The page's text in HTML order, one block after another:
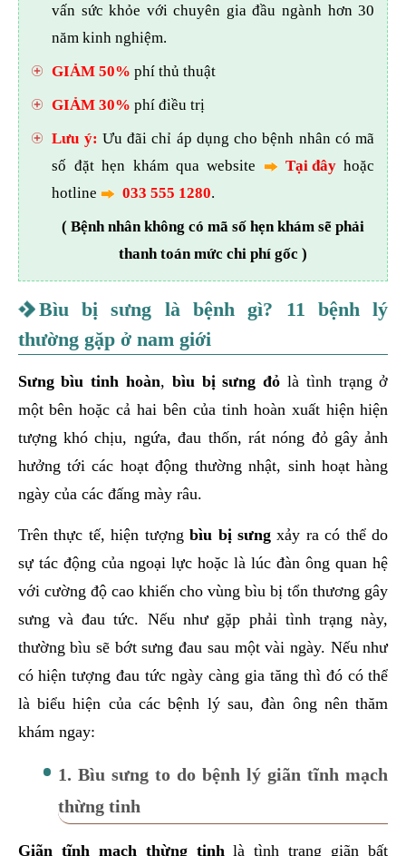
vấn sức khỏe với chuyên gia đầu ngành hơn 30
năm kinh nghiệm.
GIẢM 50% phí thủ thuật
GIẢM 30% phí điều trị
Lưu ý: Ưu đãi chỉ áp dụng cho bệnh nhân có mã
số đặt hẹn khám qua website
Tại đâyhoặc
hotline
033 555 1280.
( Bệnh nhân không có mã số hẹn khám sẽ phải
thanh toán mức chi phí gốc )
Bìu bị sưng là bệnh gì? 11 bệnh lý
thường gặp ở nam giới
Sưng bìu tinh hoàn, bìu bị sưng đỏ là tình trạng ở
một bên hoặc cả hai bên của tinh hoàn xuất hiện hiện
tượng khó chịu, ngứa, đau thốn, rát nóng đỏ gây ảnh
hưởng tới các hoạt động thường nhật, sinh hoạt hàng
ngày của các đấng mày râu.
Trên thực tế, hiện tượngbìu bị sưngxảy ra có thể do
sự tác động của ngoại lực hoặc là lúc đàn ông quan hệ
với cường độ cao khiến cho vùng bìu bị tổn thương gây
sưng và đau tức. Nếu như gặp phải tình trạng này,
thường bìu sẽ bớt sưng đau sau một vài ngày. Nếu như
có hiện tượng đau tức ngày càng gia tăng thì đó có thể
là biểu hiện của các bệnh lý sau, đàn ông nên thăm
khám ngay:
1. Bìu sưng to do bệnh lý giãn tĩnh mạch
thừng tinh
Giãn tĩnh mạch thừng tinh là tình trạng giãn bất